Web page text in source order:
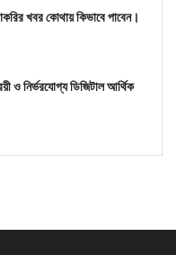
খবর কোথায় কিভাবে পাবেন।
ও নির্ভরযোগ্য ডিজিটাল আর্থিক